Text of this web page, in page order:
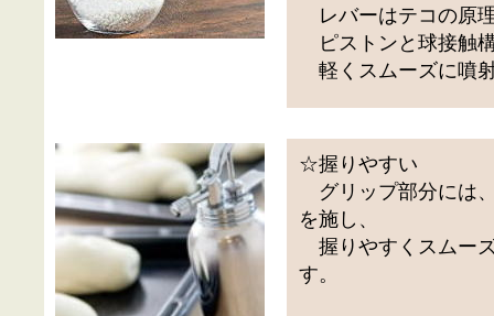
レバーはテコの原
ピストンと球接触
軽くスムーズに噴
☆握りやすい
グリップ部分には
を施し、
握りやすくスムー
す。